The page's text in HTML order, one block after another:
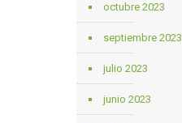
octubre 2023
septiembre 2023
julio 2023
junio 2023